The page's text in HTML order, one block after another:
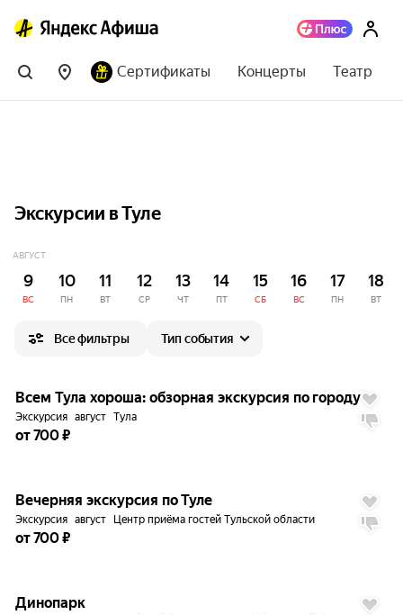
Сертификаты Концерты Театр
Экскурсии в Туле
АВГУСТ
9
ВС
10
ПН
11
ВТ
12
СР
13
ЧТ
14
ПТ
15
СБ
16
ВС
17
ПН
18
ВТ
Все фильтры Тип события
Всем Тула хороша: обзорная экскурсия по городу
Экскурсия август Тула
от 700 ₽
Вечерняя экскурсия по Туле
Экскурсия август Центр приёма гостей Тульской области
от 700 ₽
6.1
Динопарк